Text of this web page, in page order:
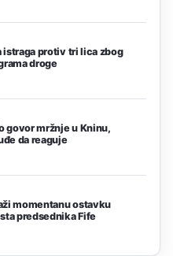
istraga protiv tri lica zbog
droge
govor mržnje u Kninu,
da reaguje
momentanu ostavku
predsednika Fife